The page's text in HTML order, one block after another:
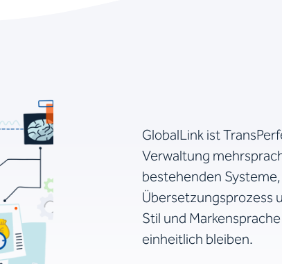
GlobalLink ist
Verwaltung
bestehenden
Übersetzungsprozess
Stil und
einheitlich bleiben.